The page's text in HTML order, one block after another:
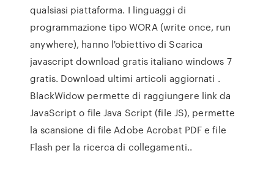
qualsiasi piattaforma. I linguaggi di
programmazione tipo WORA (write once, run
anywhere), hanno l'obiettivo di Scarica
javascript download gratis italiano windows 7
gratis. Download ultimi articoli aggiornati .
BlackWidow permette di raggiungere link da
JavaScript o file Java Script (file JS), permette
la scansione di file Adobe Acrobat PDF e file
Flash per la ricerca di collegamenti..